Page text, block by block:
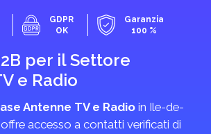
GDPR
OK
Garanzia
100 %
per il Settore
e Radio
Antenne TV e Radio in Ile-de-
offre accesso a contatti verificati di